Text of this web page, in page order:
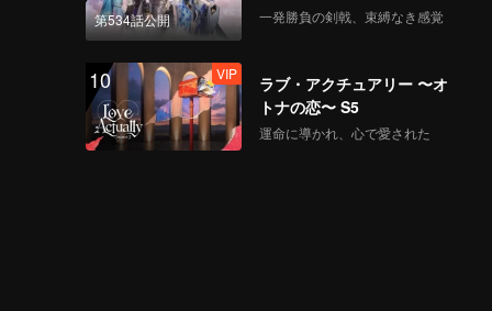
第534話公開 一発勝負の剣戟、束縛なき感覚
10 VIP
ラブ・アクチュアリー 〜オ
トナの恋〜 S5
運命に導かれ、心で愛された